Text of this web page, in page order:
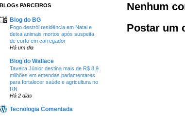
Nenhum
Postar um
BLOGs PARCEIROS
Blog do BG
Fogo destrói residência em Natal e
deixa animais mortos após suspeita
de curto em carregador
Há um dia
Blog do Wallace
Taveira Júnior destina mais de R$ 8,9
milhões em emendas parlamentares
para fortalecer saúde e agricultura no
RN
Há 2 dias
Tecnologia Comentada